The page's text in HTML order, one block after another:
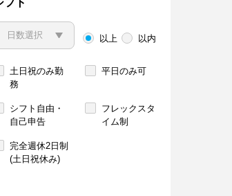
フト
以上 以内
土日祝のみ勤
務
平日のみ可
シフト自由・
自己申告
フレックスタ
イム制
完全週休2日制
(土日祝休み)